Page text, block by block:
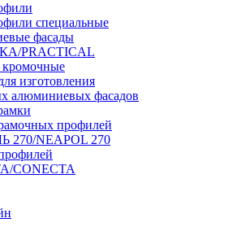
специальные
фасады
PRACTICAL
изготовления
алюминиевых фасадов
профилей
270/NEAPOL 270
CONECTA